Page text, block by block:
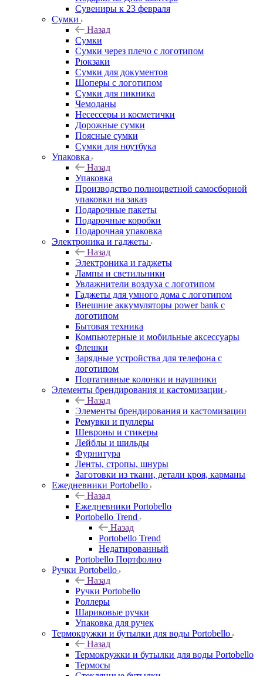
Сувениры к 23 февраля
Сумки
Назад
Сумки
Сумки через плечо с логотипом
Рюкзаки
Сумки для документов
Шоперы с логотипом
Сумки для пикника
Чемоданы
Несессеры и косметички
Дорожные сумки
Поясные сумки
Сумки для ноутбука
Упаковка
Назад
Упаковка
Производство полноцветной самосборной
упаковки на заказ
Подарочные пакеты
Подарочные коробки
Подарочная упаковка
Электроника и гаджеты
Назад
Электроника и гаджеты
Лампы и светильники
Увлажнители воздуха с логотипом
Гаджеты для умного дома с логотипом
Внешние аккумуляторы power bank с
логотипом
Бытовая техника
Компьютерные и мобильные аксессуары
Флешки
Зарядные устройства для телефона с
логотипом
Портативные колонки и наушники
Элементы брендирования и кастомизации
Назад
Элементы брендирования и кастомизации
Ремувки и пуллеры
Шевроны и стикеры
Лейблы и шильды
Фурнитура
Ленты, стропы, шнуры
Заготовки из ткани, детали кроя, карманы
Ежедневники Portobello
Назад
Ежедневники Portobello
Portobello Trend
Назад
Portobello Trend
Недатированный
Portobello Портфолио
Ручки Portobello
Назад
Ручки Portobello
Роллеры
Шариковые ручки
Упаковка для ручек
Термокружки и бутылки для воды Portobello
Назад
Термокружки и бутылки для воды Portobello
Термосы